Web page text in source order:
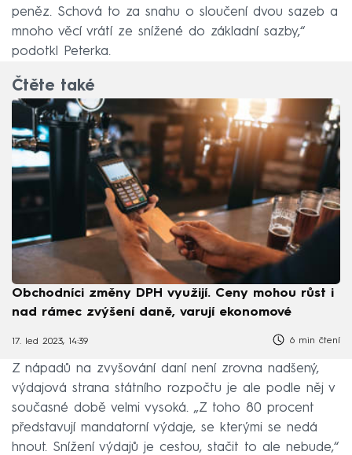
peněz. Schová to za snahu o sloučení dvou sazeb a
mnoho věcí vrátí ze snížené do základní sazby,“
podotkl Peterka.
Čtěte také
Obchodníci změny DPH využijí. Ceny mohou růst i
nad rámec zvýšení daně, varují ekonomové
17. led 2023, 14:39 6 min čtení
Z nápadů na zvyšování daní není zrovna nadšený,
výdajová strana státního rozpočtu je ale podle něj v
současné době velmi vysoká. „Z toho 80 procent
představují mandatorní výdaje, se kterými se nedá
hnout. Snížení výdajů je cestou, stačit to ale nebude,“